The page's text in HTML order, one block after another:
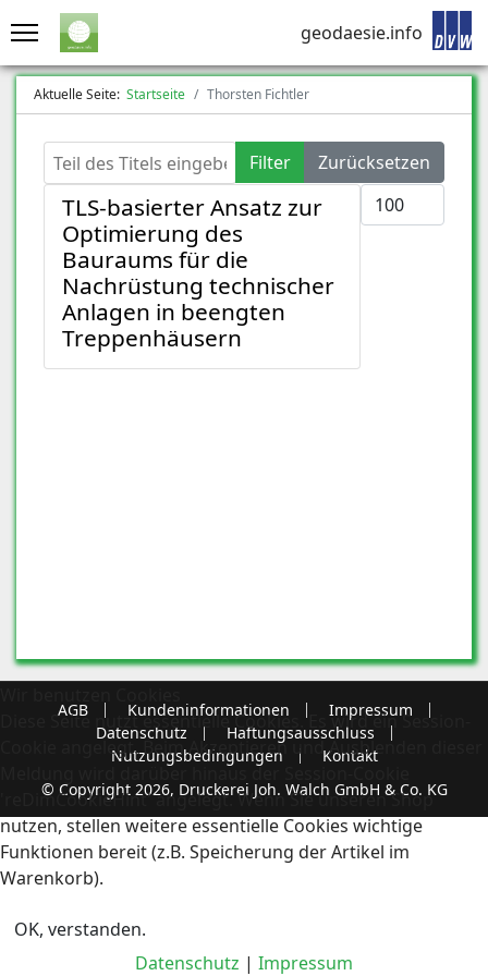
geodaesie.info
Aktuelle Seite: Startseite Thorsten Fichtler
Teil des Titels eingeben Filter
Zurücksetzen
Anzeige #
TLS-basierter Ansatz zur
Optimierung des
Bauraums für die
Nachrüstung technischer
Anlagen in beengten
Treppenhäusern
AGB Kundeninformationen
Impressum
Datenschutz
Haftungsausschluss
Nutzungsbedingungen
Kontakt
© Copyright 2026, Druckerei Joh. Walch GmbH & Co. KG
Diese Seite nutzt essentielle Cookies. Es wird ein Session-
Cookie angelegt. Beim Akzeptieren und Ausblenden dieser
Meldung wird darüber hinaus der Session-Cookie
'reDimCookieHint' angelegt. Wenn Sie unseren Shop
nutzen, stellen weitere essentielle Cookies wichtige
Funktionen bereit (z.B. Speicherung der Artikel im
Warenkorb).
OK, verstanden.
Datenschutz | Impressum